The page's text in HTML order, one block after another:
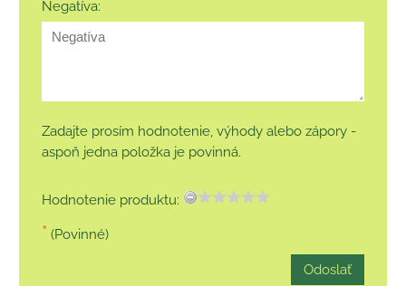
Negatíva:
Zadajte prosím hodnotenie, výhody alebo zápory -
aspoň jedna položka je povinná.
Hodnotenie produktu:
* (Povinné)
Odoslať